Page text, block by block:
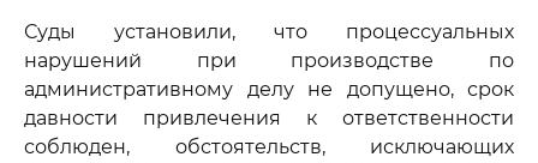
Суды установили, что процессуальных
нарушений при производстве по
административному делу не допущено, срок
давности привлечения к ответственности
соблюден, обстоятельств, исключающих